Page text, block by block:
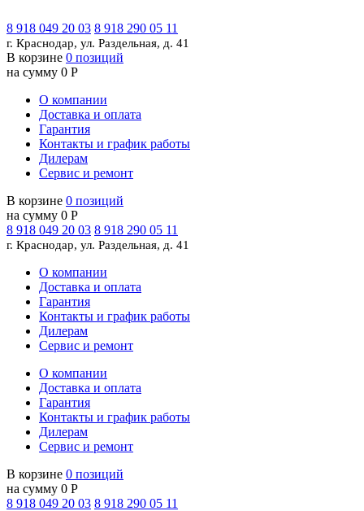
8 918 049 20 03 8 918 290 05 11
г. Краснодар, ул. Раздельная, д. 41
В корзине 0 позиций
на сумму 0 Р
О компании
Доставка и оплата
Гарантия
Контакты и график работы
Дилерам
Сервис и ремонт
В корзине 0 позиций
на сумму 0 Р
8 918 049 20 03 8 918 290 05 11
г. Краснодар, ул. Раздельная, д. 41
О компании
Доставка и оплата
Гарантия
Контакты и график работы
Дилерам
Сервис и ремонт
О компании
Доставка и оплата
Гарантия
Контакты и график работы
Дилерам
Сервис и ремонт
В корзине 0 позиций
на сумму 0 Р
8 918 049 20 03 8 918 290 05 11